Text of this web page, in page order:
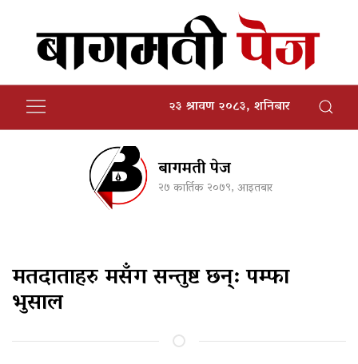
२३ श्रावण २०८३, शनिबार
बागमती पेज
२७ कार्तिक २०७९, आइतबार
मतदाताहरु मसँग सन्तुष्ट छन्: पम्फा
भुसाल